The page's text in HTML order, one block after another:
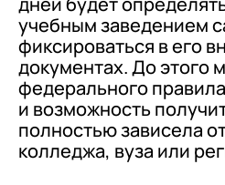
учебным заведением
фиксироваться в его
документах. До этого
федерального
и возможность
полностью зависела
колледжа, вуза или